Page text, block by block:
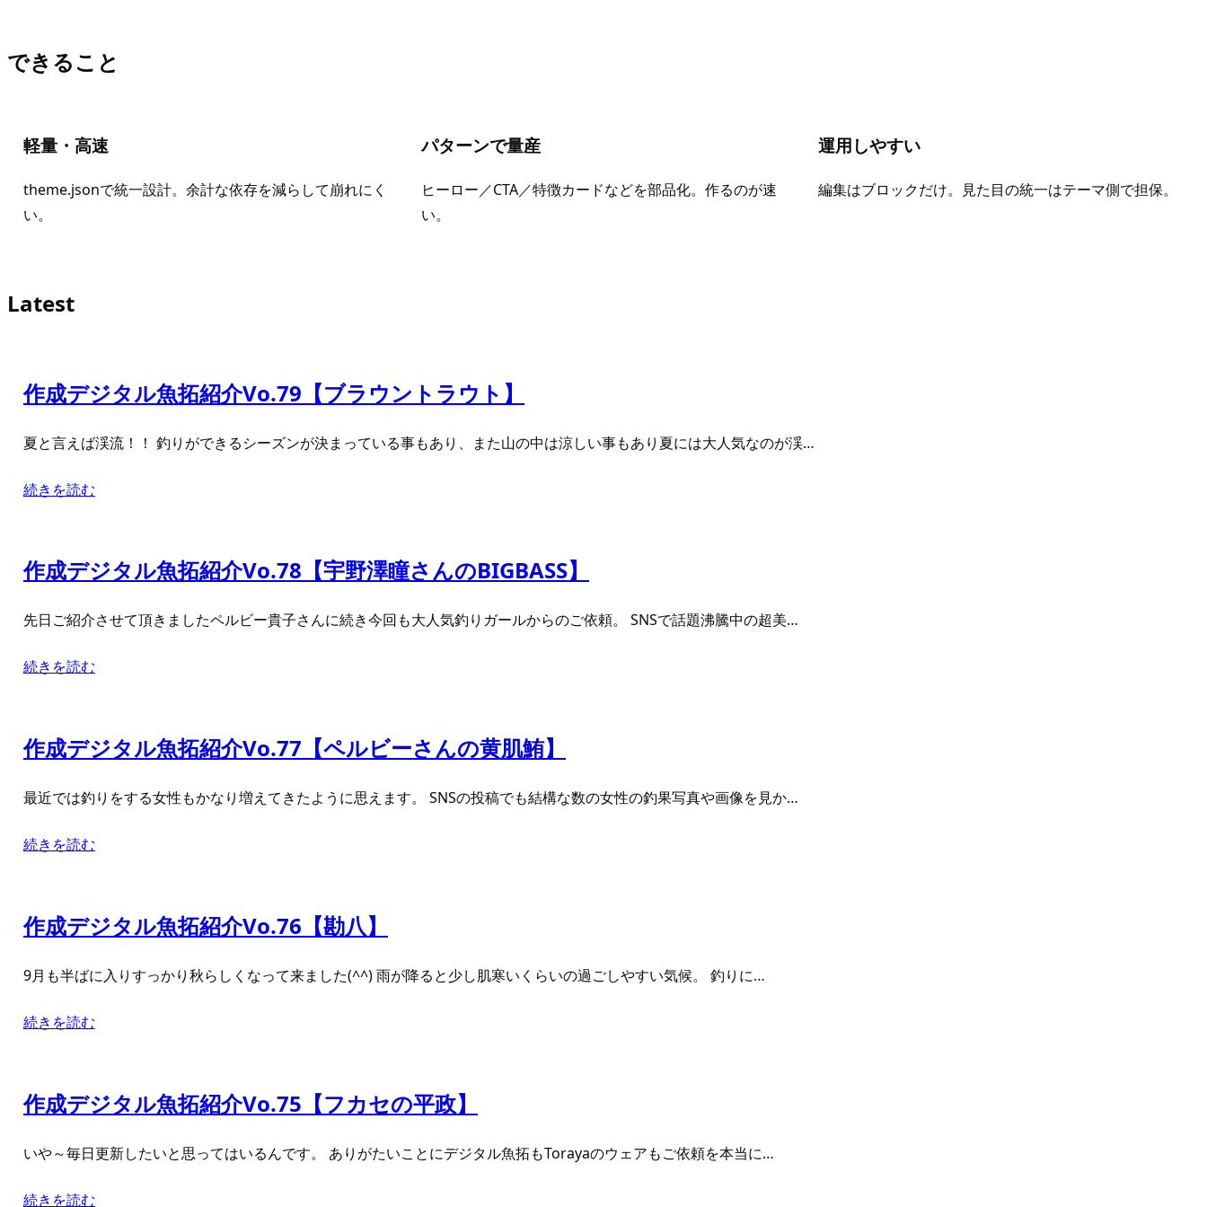
できること
軽量・高速
theme.jsonで統一設計。余計な依存を減らして崩れにく
い。
パターンで量産
ヒーロー／CTA／特徴カードなどを部品化。作るのが速
い。
運用しやすい
編集はブロックだけ。見た目の統一はテーマ側で担保。
Latest
作成デジタル魚拓紹介Vo.79【ブラウントラウト】
夏と言えば渓流！！ 釣りができるシーズンが決まっている事もあり、また山の中は涼しい事もあり夏には大人気なのが渓…
続きを読む
作成デジタル魚拓紹介Vo.78【宇野澤瞳さんのBIGBASS】
先日ご紹介させて頂きましたペルビー貴子さんに続き今回も大人気釣りガールからのご依頼。 SNSで話題沸騰中の超美…
続きを読む
作成デジタル魚拓紹介Vo.77【ペルビーさんの黄肌鮪】
最近では釣りをする女性もかなり増えてきたように思えます。 SNSの投稿でも結構な数の女性の釣果写真や画像を見か…
続きを読む
作成デジタル魚拓紹介Vo.76【勘八】
9月も半ばに入りすっかり秋らしくなって来ました(^^) 雨が降ると少し肌寒いくらいの過ごしやすい気候。 釣りに…
続きを読む
作成デジタル魚拓紹介Vo.75【フカセの平政】
いや～毎日更新したいと思ってはいるんです。 ありがたいことにデジタル魚拓もTorayaのウェアもご依頼を本当に…
続きを読む